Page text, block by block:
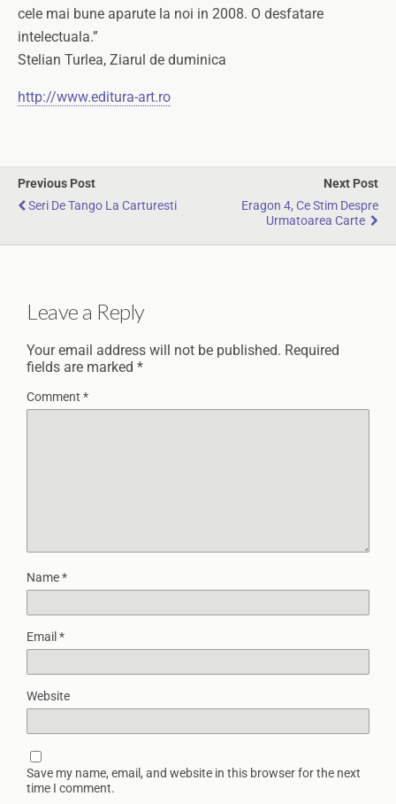
cele mai bune aparute la noi in 2008. O desfatare
intelectuala.”
Stelian Turlea, Ziarul de duminica
http://www.editura-art.ro
Previous Post
Seri De Tango La Carturesti
Next Post
Eragon 4, Ce Stim Despre
Urmatoarea Carte
Leave a Reply
Your email address will not be published. Required
fields are marked *
Comment *
Name*
Email *
Website
Save my name, email, and website in this browser for the next
time I comment.